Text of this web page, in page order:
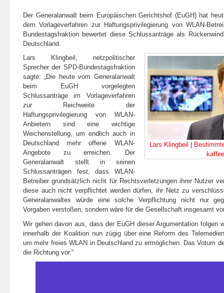
Der Generalanwalt beim Europäischen Gerichtshof (EuGH) hat
dem Vorlageverfahren zur Haftungsprivilegierung von WLAN-
Bundestagsfraktion bewertet diese Schlussanträge als
Deutschland.
Lars Klingbeil
Lars Klingbeil, netzpolitischer
Sprecher der SPD-Bundestagsfraktion
sagte: „Die heute vom Generalanwalt
beim EuGH vorgelegten
Schlussanträge im Vorlageverfahren
zur Reichweite der
Haftungsprivilegierung von WLAN-
Anbietern sind eine wichtige
Weichenstellung, um endlich auch in
Deutschland mehr offene WLAN-
Angebote zu erreichen. Der
Generalanwalt stellt in seinen
Schlussanträgen fest, dass WLAN-
Betreiber grundsätzlich nicht für Rechtsverletzungen ihrer Nutzer
diese auch nicht verpflichtet werden dürfen, ihr Netz zu
Generalanwaltes würde eine solche Verpflichtung nicht nur
Vorgaben verstoßen, sondern wäre für die Gesellschaft insgesamt
Wir gehen davon aus, dass der EuGH dieser Argumentation folgen
innerhalb der Koalition nun zügig über eine Reform des
um mehr freies WLAN in Deutschland zu ermöglichen. Das Votum
die Richtung vor.“